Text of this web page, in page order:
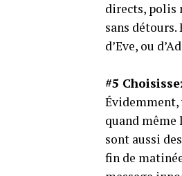
directs, polis
sans
d’Eve, ou
#5
Évidemment,
quand même
sont aussi
fin de